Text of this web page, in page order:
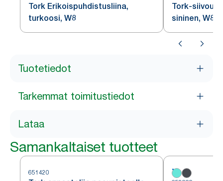
Tork Erikoispuhdistusliina,
turkoosi, W8
Tork-
sininen, W8
Tuotetiedot
Tarkemmat toimitustiedot
Lataa
Samankaltaiset tuotteet
651420